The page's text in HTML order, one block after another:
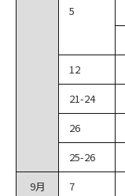
5
12
21-24
26
25-26
9月
7